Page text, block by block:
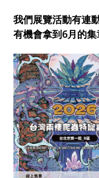
我們展覽活動有連
有機會拿到6月的